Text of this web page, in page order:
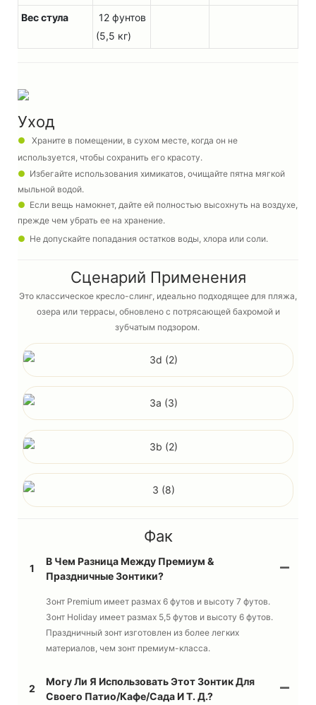
Вес стула
12 фунтов
(5,5 кг)
Уход
●
Храните в помещении, в сухом месте, когда он не
используется, чтобы сохранить его красоту.
● Избегайте использования химикатов, очищайте пятна мягкой
мыльной водой.
● Если вещь намокнет, дайте ей полностью высохнуть на воздухе,
прежде чем убрать ее на хранение.
● Не допускайте попадания остатков воды, хлора или соли.
Сценарий Применения
Это классическое кресло-слинг, идеально подходящее для пляжа,
озера или террасы, обновлено с потрясающей бахромой и
зубчатым подзором.
Фак
1
В Чем Разница Между Премиум &
Праздничные Зонтики?
Зонт Premium имеет размах 6 футов и высоту 7 футов.
Зонт Holiday имеет размах 5,5 футов и высоту 6 футов.
Праздничный зонт изготовлен из более легких
материалов, чем зонт премиум-класса.
2
Могу Ли Я Использовать Этот Зонтик Для
Своего Патио/кафе/сада И Т. Д.?